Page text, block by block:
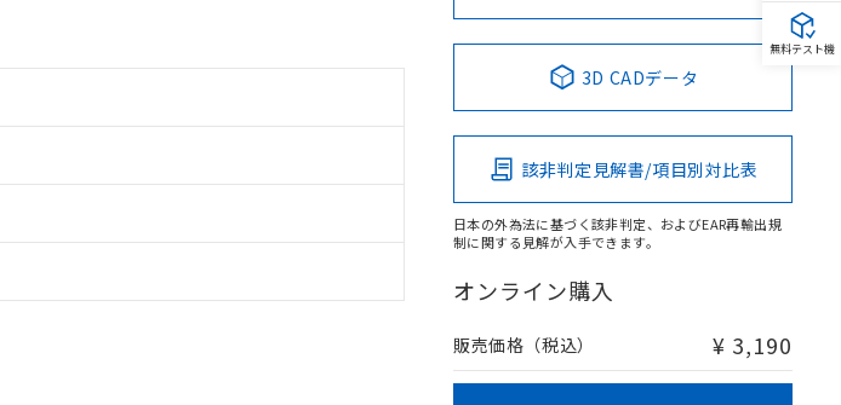
3D CADデータ
該非判定見解書/項目別対比表
日本の外為法に基づく該非判定、およびEAR再輸出規
制に関する見解が入手できます。
オンライン購入
販売価格（税込） ¥ 3,190
無料テスト機